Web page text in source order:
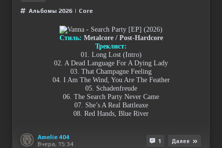
Альбомы 2026 | Сore
Стиль: Metalcore / Post-Hardcore
Треклист:
01. Long Lost (Intro)
02. A Dead Language For A Dying Lady
03. That Champagne Feeling
04. I Am The Wind, You Are The Feather
05. Schadenfreude
06. The Search Party Never Came
07. She’s A Real Battleaxe
08. Red Hands, Blue River
Amelie 404
Вчера, 15:34
1 Далее